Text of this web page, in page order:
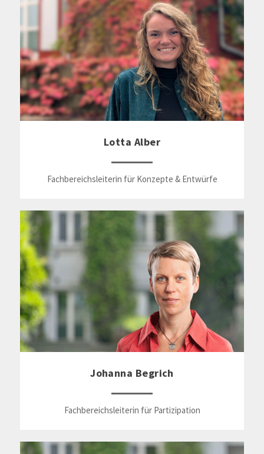
Lotta Alber
Fachbereichsleiterin für Konzepte & Entwürfe
Johanna Begrich
Fachbereichsleiterin für Partizipation